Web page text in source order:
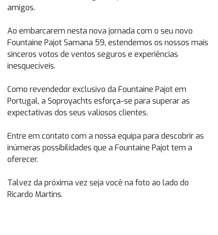
amigos.
Ao embarcarem nesta nova jornada com o seu novo
Fountaine Pajot Samana 59, estendemos os nossos mais
sinceros votos de ventos seguros e experiências
inesquecíveis.
Como revendedor exclusivo da Fountaine Pajot em
Portugal, a Soproyachts esforça-se para superar as
expectativas dos seus valiosos clientes.
Entre em contato com a nossa equipa para descobrir as
inúmeras possibilidades que a Fountaine Pajot tem a
oferecer.
Talvez da próxima vez seja você na foto ao lado do
Ricardo Martins.